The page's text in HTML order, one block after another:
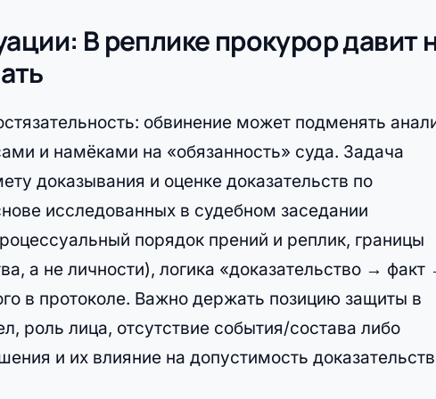
В реплике прокурор давит
обвинение может подменять
и намёками на «обязанность» суда. Задача
доказывания и оценке доказательств по
исследованных в судебном заседании
порядок прений и реплик, границы
а не личности), логика «доказательство → факт
в протоколе. Важно держать позицию защиты в
роль лица, отсутствие события/состава либо
и их влияние на допустимость